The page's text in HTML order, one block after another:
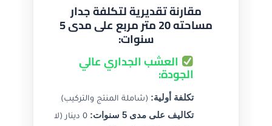
مقارنة تقديرية لتكلفة جدار
مساحته 20 متر مربع على مدى 5
سنوات:
العشب الجداري عالي
الجودة:
تكلفة أولية: (شاملة المنتج والتركيب)
تكاليف على مدى 5 سنوات:
0 دينار (لا